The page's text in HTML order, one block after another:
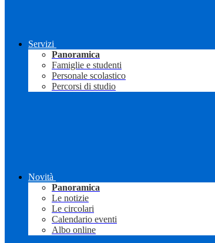
Servizi
Panoramica
Famiglie e studenti
Personale scolastico
Percorsi di studio
Novità
Panoramica
Le notizie
Le circolari
Calendario eventi
Albo online